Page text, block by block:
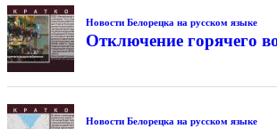
Новости Белорецка на русском языке
Отключение горячего
Новости Белорецка на русском языке